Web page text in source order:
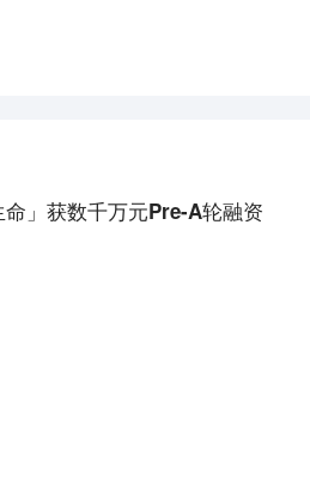
」获数千万元Pre-A轮融资